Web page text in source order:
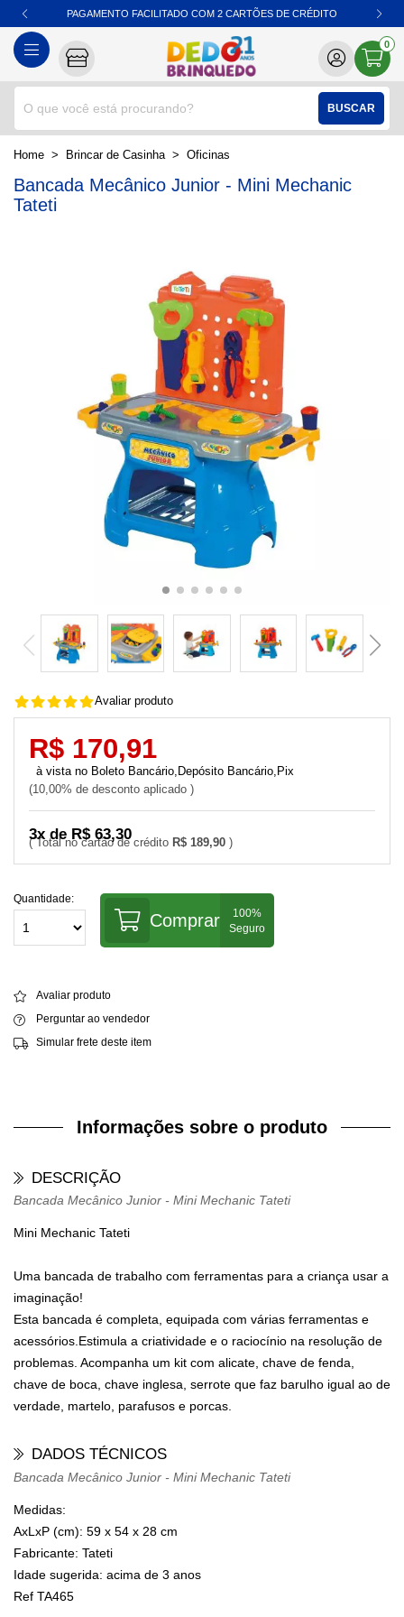
BUSCAR
0
PAGAMENTO FACILITADO COM 2 CARTÕES DE CRÉDITO
home Brincar de Casinha oficinas
Bancada Mecânico Junior - Mini Mechanic
Tateti
Avaliar produto
R$ 189,90
3x de R$ 63,30
R$ 170,91
10,00% de desconto aplicado
Boleto Bancário,Depósito Bancário,Pix
Quantidade:
Comprar
Avaliar produto
Perguntar ao vendedor
Simular frete deste item
Informações sobre o produto
DESCRIÇÃO
Bancada Mecânico Junior - Mini Mechanic Tateti
Mini Mechanic Tateti
Uma bancada de trabalho com ferramentas para a criança usar a
imaginação!
Esta bancada é completa, equipada com várias ferramentas e
acessórios.Estimula a criatividade e o raciocínio na resolução de
problemas. Acompanha um kit com alicate, chave de fenda,
chave de boca, chave inglesa, serrote que faz barulho igual ao de
verdade, martelo, parafusos e porcas.
DADOS TÉCNICOS
Bancada Mecânico Junior - Mini Mechanic Tateti
Medidas:
AxLxP (cm): 59 x 54 x 28 cm
Fabricante: Tateti
Idade sugerida: acima de 3 anos
Ref TA465